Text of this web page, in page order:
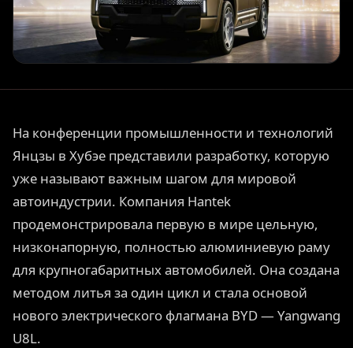
На конференции промышленности и технологий
Янцзы в Хубэе представили разработку, которую
уже называют важным шагом для мировой
автоиндустрии. Компания Hantek
продемонстрировала первую в мире цельную,
низконапорную, полностью алюминиевую раму
для крупногабаритных автомобилей. Она создана
методом литья за один цикл и стала основой
нового электрического флагмана BYD — Yangwang
U8L.